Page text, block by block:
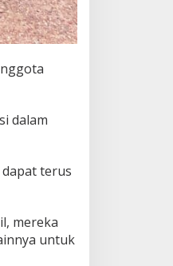
dalam
terus
mereka
untuk